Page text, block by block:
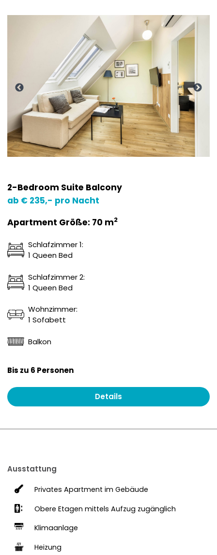
2-Bedroom Suite Balcony
ab € 235,- pro Nacht
Apartment Größe: 70 m2
Schlafzimmer 1:
1 Queen Bed
Schlafzimmer 2:
1 Queen Bed
Wohnzimmer:
1 Sofabett
Balkon
Details
Bis zu 6 Personen
Ausstattung
Privates Apartment im Gebäude
Obere Etagen mittels Aufzug zugänglich
Klimaanlage
Heizung